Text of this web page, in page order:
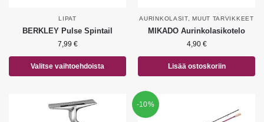
LIPAT
BERKLEY Pulse Spintail
7,99 €
Valitse vaihtoehdoista
AURINKOLASIT,MUUT TARVIKKEET
MIKADO Aurinkolasikotelo
4,90 €
Lisää ostoskoriin
-10%